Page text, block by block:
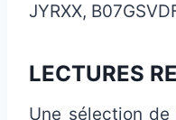
JYRXX,
LECTURES
Une sélection